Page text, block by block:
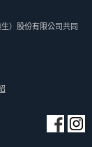
）股份有限公司共同